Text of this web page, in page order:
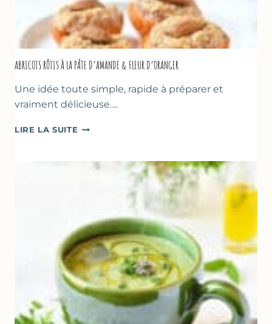
ABRICOTS RÔTIS À LA PÂTE D’AMANDE & FLEUR D’ORANGER
Une idée toute simple, rapide à préparer et
vraiment délicieuse….
LIRE LA SUITE ABRICOTS
D’ORANGER